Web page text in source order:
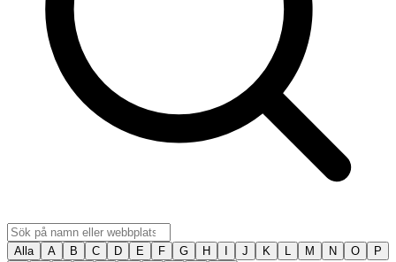
Alla A B C D E F G H J K L M N O
P